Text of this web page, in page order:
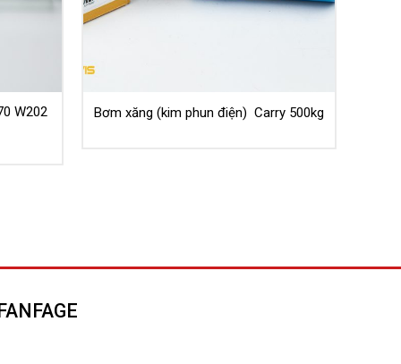
W202
Bơm xăng (kim phun điện) Carry 500kg
FANFAGE